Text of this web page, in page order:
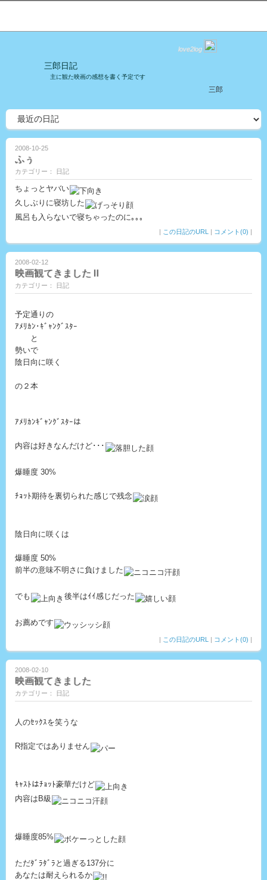
love2log
三郎日記
主に観た映画の感想を書く予定です
三郎
2008-10-25
ふぅ
カテゴリー： 日記
ちょっとヤバい
久しぶりに寝坊した
風呂も入らないで寝ちゃったのに｡｡｡
| この日記のURL | コメント(0) |
2008-02-12
映画観てきましたⅡ
カテゴリー： 日記
予定通りの
ｱﾒﾘｶﾝ･ｷﾞｬﾝｸﾞｽﾀｰ
と
勢いで
陰日向に咲く
の２本
ｱﾒﾘｶﾝｷﾞｬﾝｸﾞｽﾀｰは
内容は好きなんだけど･･･
爆睡度 30%
ﾁｮｯﾄ期待を裏切られた感じで残念
陰日向に咲くは
爆睡度 50%
前半の意味不明さに負けました
でも 後半はｲｲ感じだった
お薦めです
| この日記のURL | コメント(0) |
2008-02-10
映画観てきました
カテゴリー： 日記
人のｾｯｸｽを笑うな
R指定ではありません
ｷｬｽﾄはﾁｮｯﾄ豪華だけど
内容はB級
爆睡度85%
ただﾀﾞﾗﾀﾞﾗと過ぎる137分に
あなたは耐えられるか